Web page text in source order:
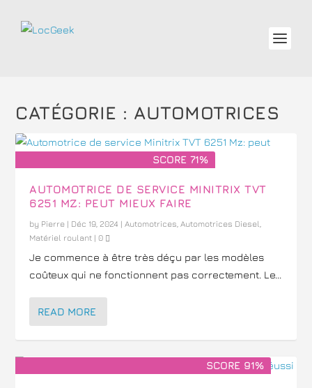
CATÉGORIE : AUTOMOTRICES
SCORE 71%
AUTOMOTRICE DE SERVICE MINITRIX TVT
6251 MZ: PEUT MIEUX FAIRE
by Pierre | Déc 19, 2024 |Automotrices,Automotrices Diesel,
Matériel roulant |0
Je commence à être très déçu par les modèles
coûteux qui ne fonctionnent pas correctement. Le...
READ MORE
SCORE 91%